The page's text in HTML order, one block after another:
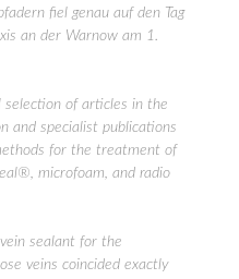
fiel genau auf den Tag
an der Warnow am 1.
selection of articles in the
and specialist publications
for the treatment of
microfoam, and radio
sealant for the
veins coincided exactly